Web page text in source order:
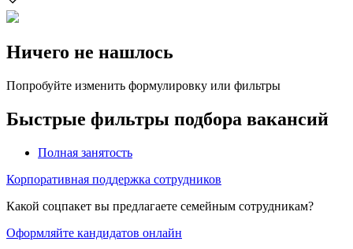
Ничего не нашлось
Попробуйте изменить формулировку или фильтры
Быстрые фильтры подбора вакансий
Полная занятость
Корпоративная поддержка сотрудников
Какой соцпакет вы предлагаете семейным сотрудникам?
Оформляйте кандидатов онлайн